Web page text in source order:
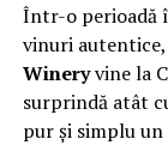
Într-o perioadă
vinuri
Wineryvine la
surprindă atât
pur și simplu